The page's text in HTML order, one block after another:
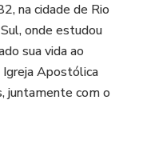
na cidade de Rio
onde estudou
sua vida ao
Apostólica
juntamente com o